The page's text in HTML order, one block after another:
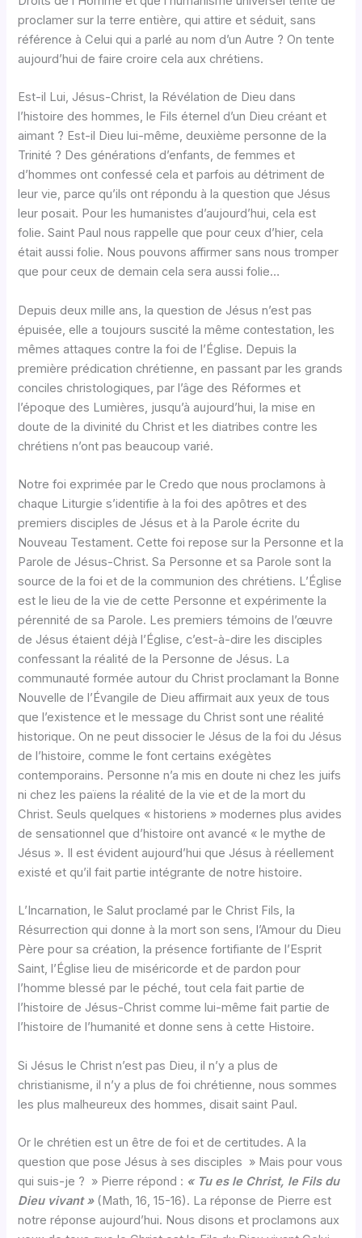
proclamer sur la terre entière, qui attire et séduit, sans
référence à Celui qui a parlé au nom d’un Autre ? On tente
aujourd’hui de faire croire cela aux chrétiens.
Est-il Lui, Jésus-Christ, la Révélation de Dieu dans
l’histoire des hommes, le Fils éternel d’un Dieu créant et
aimant ? Est-il Dieu lui-même, deuxième personne de la
Trinité ? Des générations d’enfants, de femmes et
d’hommes ont confessé cela et parfois au détriment de
leur vie, parce qu’ils ont répondu à la question que Jésus
leur posait. Pour les humanistes d’aujourd’hui, cela est
folie. Saint Paul nous rappelle que pour ceux d’hier, cela
était aussi folie. Nous pouvons affirmer sans nous tromper
que pour ceux de demain cela sera aussi folie…
Depuis deux mille ans, la question de Jésus n’est pas
épuisée, elle a toujours suscité la même contestation, les
mêmes attaques contre la foi de l’Église. Depuis la
première prédication chrétienne, en passant par les grands
conciles christologiques, par l’âge des Réformes et
l’époque des Lumières, jusqu’à aujourd’hui, la mise en
doute de la divinité du Christ et les diatribes contre les
chrétiens n’ont pas beaucoup varié.
Notre foi exprimée par le Credo que nous proclamons à
chaque Liturgie s’identifie à la foi des apôtres et des
premiers disciples de Jésus et à la Parole écrite du
Nouveau Testament. Cette foi repose sur la Personne et la
Parole de Jésus-Christ. Sa Personne et sa Parole sont la
source de la foi et de la communion des chrétiens. L’Église
est le lieu de la vie de cette Personne et expérimente la
pérennité de sa Parole. Les premiers témoins de l’œuvre
de Jésus étaient déjà l’Église, c’est-à-dire les disciples
confessant la réalité de la Personne de Jésus. La
communauté formée autour du Christ proclamant la Bonne
Nouvelle de l’Évangile de Dieu affirmait aux yeux de tous
que l’existence et le message du Christ sont une réalité
historique. On ne peut dissocier le Jésus de la foi du Jésus
de l’histoire, comme le font certains exégètes
contemporains. Personne n’a mis en doute ni chez les juifs
ni chez les païens la réalité de la vie et de la mort du
Christ. Seuls quelques « historiens » modernes plus avides
de sensationnel que d’histoire ont avancé « le mythe de
Jésus ». Il est évident aujourd’hui que Jésus à réellement
existé et qu’il fait partie intégrante de notre histoire.
L’Incarnation, le Salut proclamé par le Christ Fils, la
Résurrection qui donne à la mort son sens, l’Amour du Dieu
Père pour sa création, la présence fortifiante de l’Esprit
Saint, l’Église lieu de miséricorde et de pardon pour
l’homme blessé par le péché, tout cela fait partie de
l’histoire de Jésus-Christ comme lui-même fait partie de
l’histoire de l’humanité et donne sens à cette Histoire.
Si Jésus le Christ n’est pas Dieu, il n’y a plus de
christianisme, il n’y a plus de foi chrétienne, nous sommes
les plus malheureux des hommes, disait saint Paul.
Or le chrétien est un être de foi et de certitudes. A la
question que pose Jésus à ses disciples » Mais pour vous
qui suis-je ? » Pierre répond : « Tu es le Christ, le Fils du
Dieu vivant »(Math, 16, 15-16). La réponse de Pierre est
notre réponse aujourd’hui. Nous disons et proclamons aux